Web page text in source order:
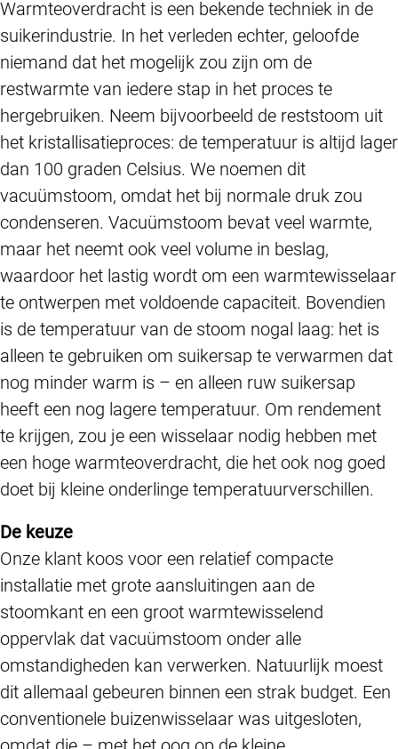
Warmteoverdracht is een bekende techniek in de
suikerindustrie. In het verleden echter, geloofde
niemand dat het mogelijk zou zijn om de
restwarmte van iedere stap in het proces te
hergebruiken. Neem bijvoorbeeld de reststoom uit
het kristallisatieproces: de temperatuur is altijd lager
dan 100 graden Celsius. We noemen dit
vacuümstoom, omdat het bij normale druk zou
condenseren. Vacuümstoom bevat veel warmte,
maar het neemt ook veel volume in beslag,
waardoor het lastig wordt om een warmtewisselaar
te ontwerpen met voldoende capaciteit. Bovendien
is de temperatuur van de stoom nogal laag: het is
alleen te gebruiken om suikersap te verwarmen dat
nog minder warm is – en alleen ruw suikersap
heeft een nog lagere temperatuur. Om rendement
te krijgen, zou je een wisselaar nodig hebben met
een hoge warmteoverdracht, die het ook nog goed
doet bij kleine onderlinge temperatuurverschillen.
De keuze
Onze klant koos voor een relatief compacte
installatie met grote aansluitingen aan de
stoomkant en een groot warmtewisselend
oppervlak dat vacuümstoom onder alle
omstandigheden kan verwerken. Natuurlijk moest
dit allemaal gebeuren binnen een strak budget. Een
conventionele buizenwisselaar was uitgesloten,